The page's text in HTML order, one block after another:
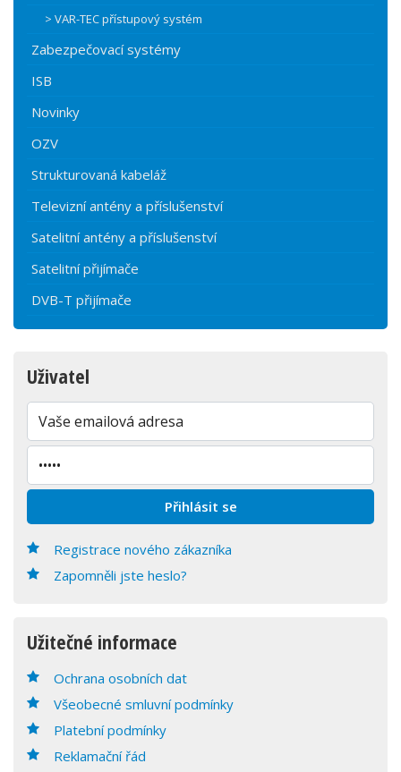
> VAR-TEC přístupový systém
Zabezpečovací systémy
ISB
Novinky
OZV
Strukturovaná kabeláž
Televizní antény a příslušenství
Satelitní antény a příslušenství
Satelitní přijímače
DVB-T přijímače
Uživatel
Registrace nového zákazníka
Zapomněli jste heslo?
Užitečné informace
Ochrana osobních dat
Všeobecné smluvní podmínky
Platební podmínky
Reklamační řád